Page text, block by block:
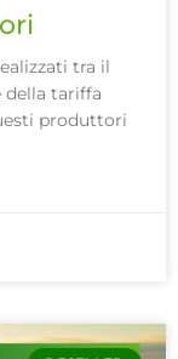
tra il
della tariffa
produttori